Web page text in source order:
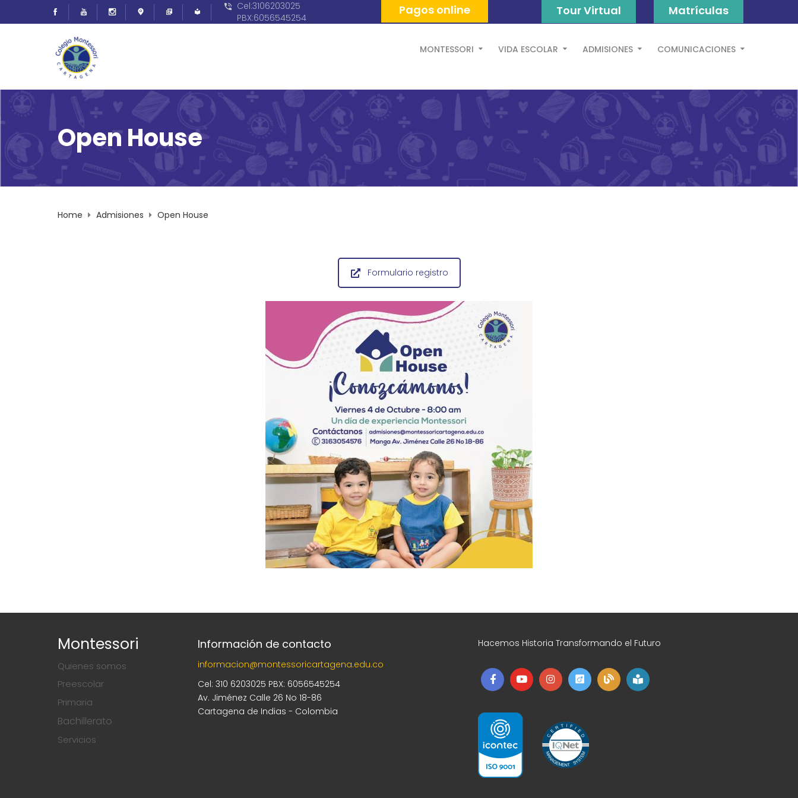
Cel:3106203025
PBX:6056545254
Pagos online Matrículas
Tour Virtual
MONTESSORI VIDA ESCOLAR ADMISIONES COMUNICACIONES
Open House
Home Admisiones Open House
Formulario registro
Montessori
Quienes somos
Preescolar
Primaria
Bachillerato
Servicios
Información de contacto
informacion@montessoricartagena.edu.co
Cel: 310 6203025 PBX: 6056545254
Av. Jiménez Calle 26 No 18-86
Cartagena de Indias - Colombia
Hacemos Historia Transformando el Futuro